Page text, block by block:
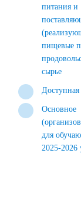
питания и
пищевые
сырье
Доступная
Основное
для
2025-2026